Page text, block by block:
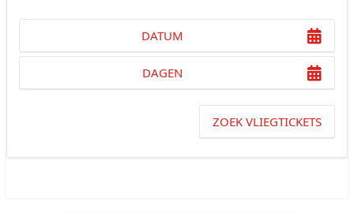
DATUM
DAGEN
ZOEK VLIEGTICKETS